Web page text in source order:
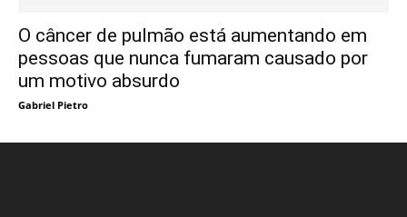
O câncer de pulmão está aumentando em
pessoas que nunca fumaram causado por
um motivo absurdo
Gabriel Pietro